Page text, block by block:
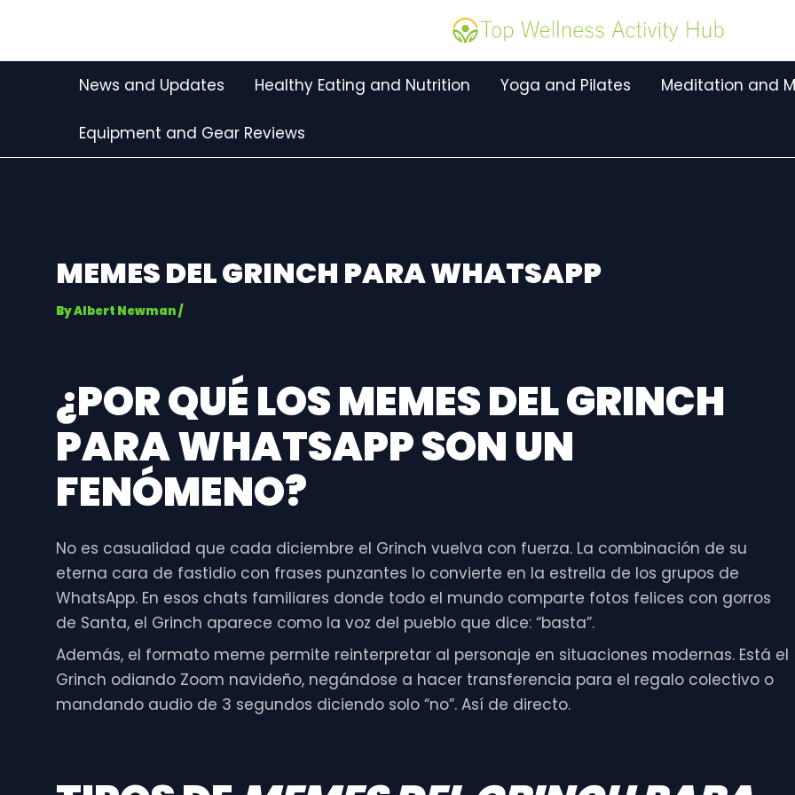
content
News and Updates
Healthy Eating and Nutrition Yoga and Pilates Meditation and
Equipment and Gear Reviews
MEMES DEL GRINCH PARA WHATSAPP
ByAlbert Newman/
¿POR QUÉ LOSMEMES DEL GRINCH
PARA WHATSAPPSON UN
FENÓMENO?
No es casualidad que cada diciembre el Grinch vuelva con fuerza. La combinación de su
eterna cara de fastidio con frases punzantes lo convierte en la estrella de los grupos de
WhatsApp. En esos chats familiares donde todo el mundo comparte fotos felices con gorros
de Santa, el Grinch aparece como la voz del pueblo que dice: “basta”.
Además, el formato meme permite reinterpretar al personaje en situaciones modernas. Está el
Grinch odiando Zoom navideño, negándose a hacer transferencia para el regalo colectivo o
mandando audio de 3 segundos diciendo solo “no”. Así de directo.